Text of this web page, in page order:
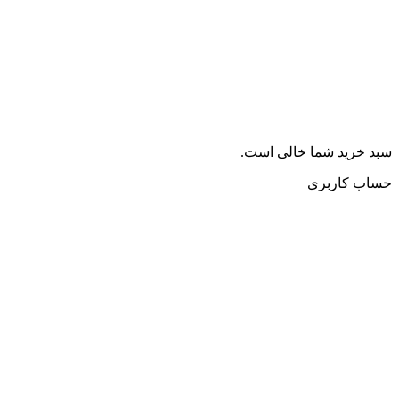
سبد خرید شما خالی است.
حساب کاربری